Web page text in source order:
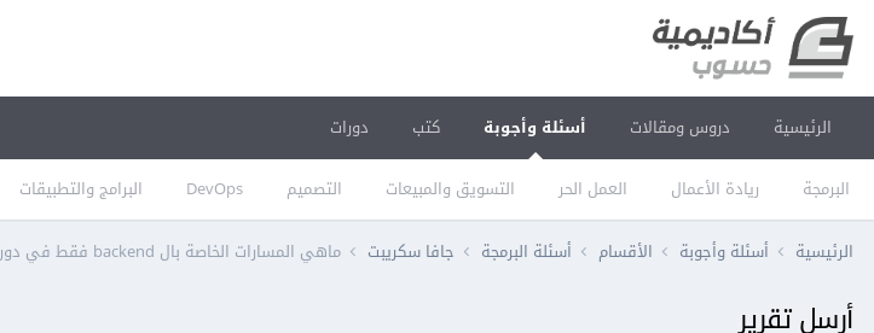
الرئيسية دروس ومقالات أسئلة وأجوبة
البرمجة ريادة الأعمال العمل الحر التسويق والمبيعات التصميم DevOps البرامج والتطبيقات
كتب دورات
الرئيسية أسئلة وأجوبة الأقسام أسئلة البرمجة جافا سكريبت ماهي المسارات الخاصة بال backend فقط في دورة الجافا سكريبت
أرسل تقرير